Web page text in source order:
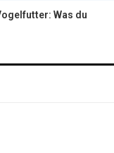
Was du